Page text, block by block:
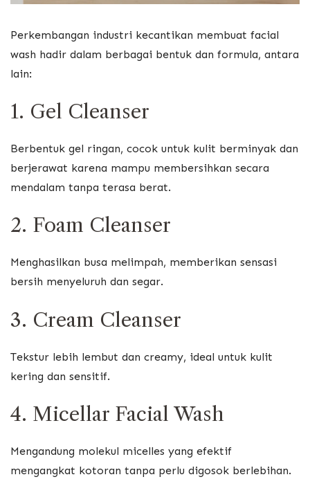
Perkembangan industri kecantikan membuat facial
wash hadir dalam berbagai bentuk dan formula, antara
lain:
1. Gel Cleanser
Berbentuk gel ringan, cocok untuk kulit berminyak dan
berjerawat karena mampu membersihkan secara
mendalam tanpa terasa berat.
2. Foam Cleanser
Menghasilkan busa melimpah, memberikan sensasi
bersih menyeluruh dan segar.
3. Cream Cleanser
Tekstur lebih lembut dan creamy, ideal untuk kulit
kering dan sensitif.
4. Micellar Facial Wash
Mengandung molekul micelles yang efektif
mengangkat kotoran tanpa perlu digosok berlebihan.